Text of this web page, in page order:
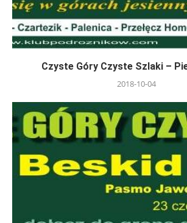
Czyste Góry Czyste Szlaki –
2018-10-04